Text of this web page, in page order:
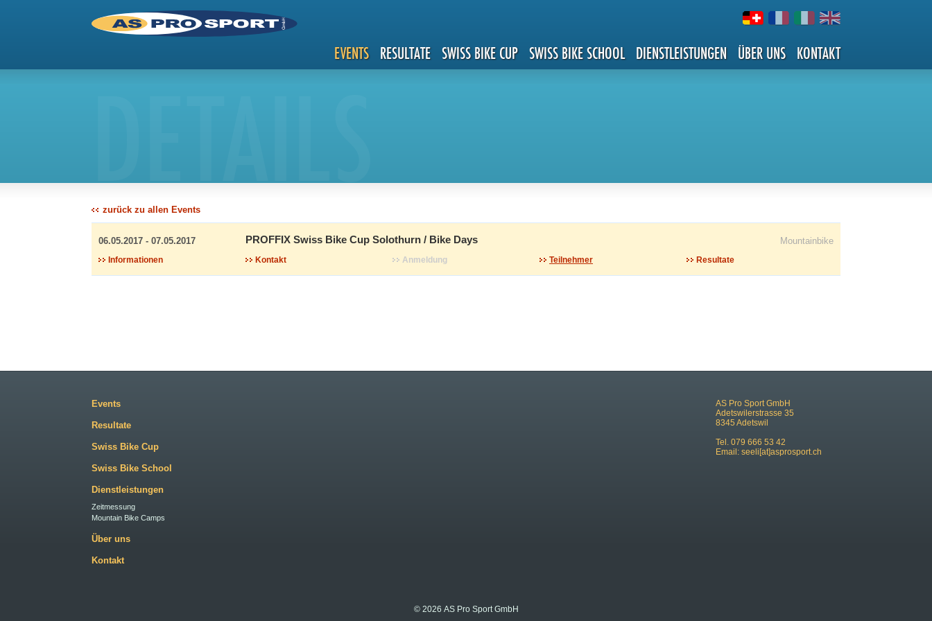
EVENTS RESULTATE SWISS BIKE CUP SWISS BIKE SCHOOL DIENSTLEISTUNGEN ÜBER UNS KONTAKT
zurück zu allen Events
06.05.2017 - 07.05.2017 Mountainbike
PROFFIX Swiss Bike Cup Solothurn / Bike Days
Informationen Kontakt Anmeldung Teilnehmer Resultate
AS Pro Sport GmbH
Adetswilerstrasse 35
8345 Adetswil
Tel. 079 666 53 42
Email: seeli[at]asprosport.ch
Events
Resultate
Swiss Bike Cup
Swiss Bike School
Dienstleistungen
Zeitmessung
Mountain Bike Camps
Über uns
Kontakt
© 2026 AS Pro Sport GmbH